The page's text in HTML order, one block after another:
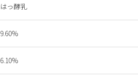
はっ酵乳
9.60%
6.10%